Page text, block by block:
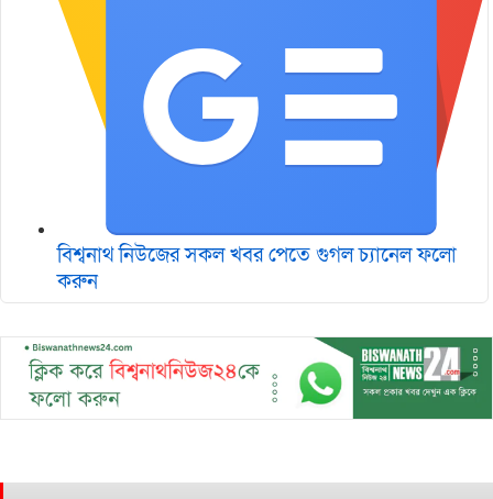
বিশ্বনাথ নিউজের সকল খবর পেতে গুগল চ‌্যানেল ফলো
করুন